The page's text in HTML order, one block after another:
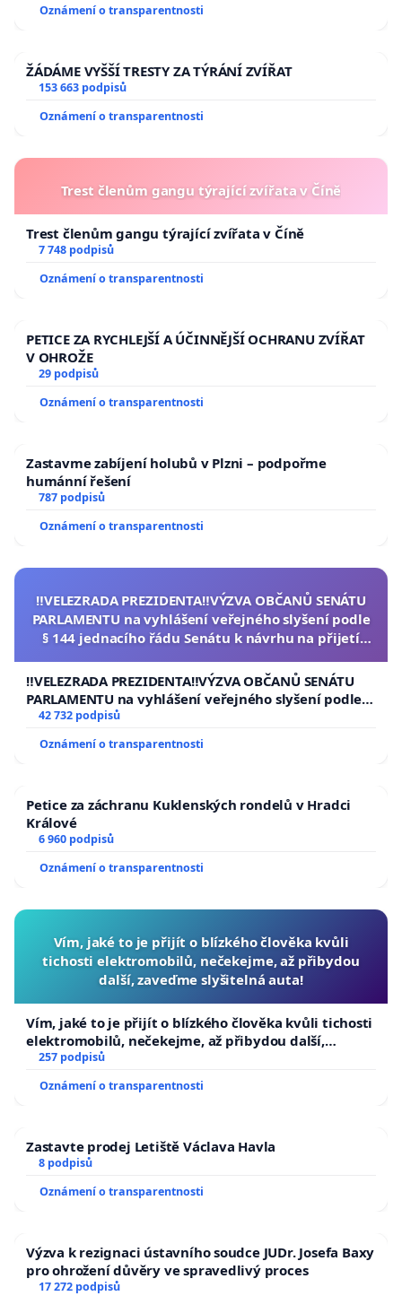
Oznámení o transparentnosti
ŽÁDÁME VYŠŠÍ TRESTY ZA TÝRÁNÍ ZVÍŘAT
153 663 podpisů
Oznámení o transparentnosti
Trest členům gangu týrající zvířata v Číně
Trest členům gangu týrající zvířata v Číně
7 748 podpisů
Oznámení o transparentnosti
PETICE ZA RYCHLEJŠÍ A ÚČINNĚJŠÍ OCHRANU ZVÍŘAT
V OHROŽE
29 podpisů
Oznámení o transparentnosti
Zastavme zabíjení holubů v Plzni – podpořme
humánní řešení
787 podpisů
Oznámení o transparentnosti
‼️VELEZRADA PREZIDENTA‼️VÝZVA OBČANŮ SENÁTU
PARLAMENTU na vyhlášení veřejného slyšení podle
§ 144 jednacího řádu Senátu k návrhu na přijetí
republiky
‼️VELEZRADA PREZIDENTA‼️VÝZVA OBČANŮ SENÁTU
PARLAMENTU na vyhlášení veřejného slyšení podle §
144 jednacího řádu Senátu k návrhu na přijetí
usnesení k podání ústavní žaloby na prezidenta
republiky
42 732 podpisů
Oznámení o transparentnosti
Petice za záchranu Kuklenských rondelů v Hradci
Králové
6 960 podpisů
Oznámení o transparentnosti
Vím, jaké to je přijít o blízkého člověka kvůli
tichosti elektromobilů, nečekejme, až přibydou
další, zaveďme slyšitelná auta!
Vím, jaké to je přijít o blízkého člověka kvůli tichosti
elektromobilů, nečekejme, až přibydou další,
zaveďme slyšitelná auta!
257 podpisů
Oznámení o transparentnosti
Zastavte prodej Letiště Václava Havla
8 podpisů
Oznámení o transparentnosti
Výzva k rezignaci ústavního soudce JUDr. Josefa Baxy
pro ohrožení důvěry ve spravedlivý proces
17 272 podpisů